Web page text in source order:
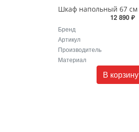
12 890 ₽
Бренд
Артикул
Производитель
Материал
В корзину